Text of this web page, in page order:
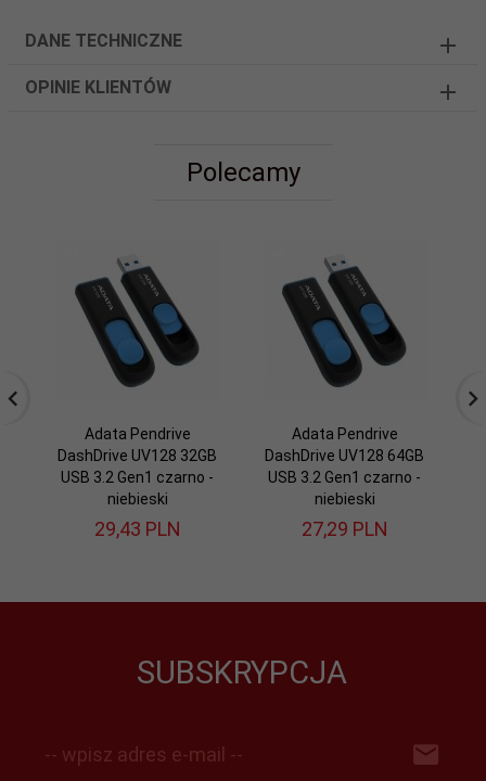
DANE TECHNICZNE
OPINIE KLIENTÓW
Polecamy
Adata Pendrive
DashDrive UV128 32GB
USB 3.2 Gen1 czarno -
niebieski
29,43 PLN
Adata Pendrive
DashDrive UV128 64GB
USB 3.2 Gen1 czarno -
niebieski
27,29 PLN
SUBSKRYPCJA
-- wpisz adres e-mail --